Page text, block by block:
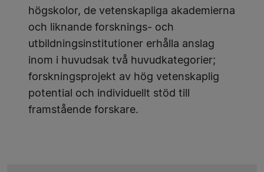
högskolor, de vetenskapliga akademierna
och liknande forsknings- och
utbildningsinstitutioner erhålla anslag
inom i huvudsak två huvudkategorier;
forskningsprojekt av hög vetenskaplig
potential och individuellt stöd till
framstående forskare.